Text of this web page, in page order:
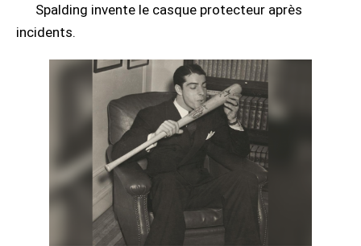
Spalding invente le casque protecteur après
incidents.